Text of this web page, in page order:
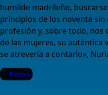
humilde madrileño,
principios de los noventa
profesión y, sobre todo, nos
de las mujeres, su auténtica
se atrevería a contarlo»,
Fiction